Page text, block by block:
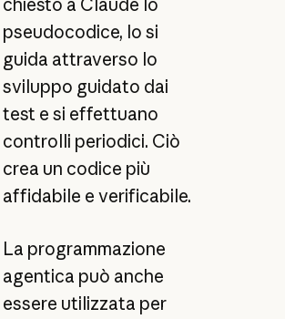
pseudocodice, lo si
guida attraverso lo
sviluppo guidato dai
test e si effettuano
controlli periodici. Ciò
crea un codice più
affidabile e verificabile.
La programmazione
agentica può anche
essere utilizzata per